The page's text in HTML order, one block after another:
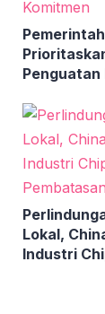
Pemerintah
Penguatan
Menko
Tegaskan
Lokal,
Industri